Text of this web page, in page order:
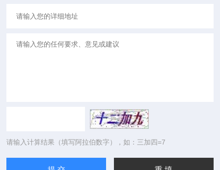
请输入计算结果（填写阿拉伯数字），如：三加四=7